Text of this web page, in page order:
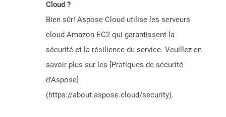
Cloud ?
Bien sûr! Aspose Cloud utilise les serveurs
cloud Amazon EC2 qui garantissent la
sécurité et la résilience du service. Veuillez en
savoir plus sur les [Pratiques de sécurité
d'Aspose]
(https://about.aspose.cloud/security).